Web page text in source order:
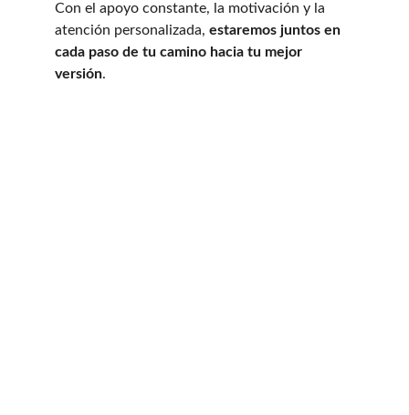
Con el apoyo constante, la motivación y la
atención personalizada, estaremos juntos en
cada paso de tu camino hacia tu mejor
versión.